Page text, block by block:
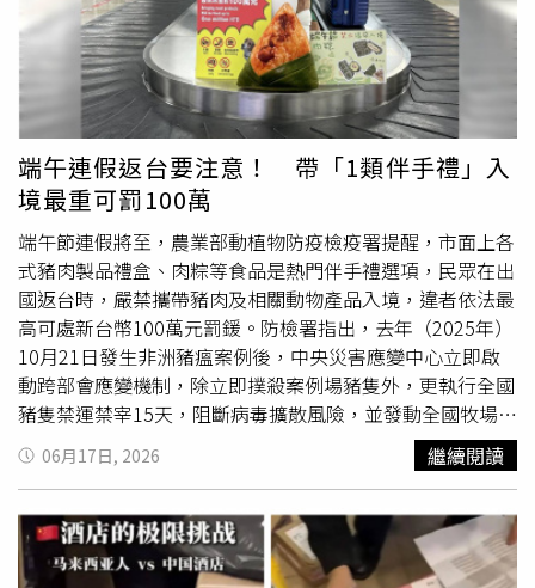
誇大療效的醫美廣告都屬於違法。
向病榻上的小姨承諾，絕不會讓兩個孩子骨肉分離。此後，
尹文濤肩負起照顧一家老小的重擔。由於住家空間不足，當
地政府協助安排相鄰廉租房。為了維持生計，他輾轉從事工
地、工廠、快遞等工作，長期勞累也讓身體亮起紅燈，罹患
胰腺炎後幾乎每年都需住院治療。大陸湖南省茶陵男子尹文
濤2016年面對罹患肝癌末期的小姨臨終託付，毅然承擔起
照顧兩名年幼表弟的責任。（圖／翻攝自微博）這些年來，
他也曾面對外界質疑，甚至有人懷疑他收養表弟是為了獲取
善款。然而，當年社會各界捐贈近20萬元人民幣，扣除醫療
及喪葬費後，其餘款項一直由當地志工組織代為保管。近期
在尹文濤協助下，兩兄弟已將這筆錢領回並存入個人帳戶，
作為未來創業、成家之用。如今，大表弟已在職業學校就
讀，實習後領到第一份薪水時，特地替尹文濤父母各買了一
雙鞋；小表弟則以體育專長生身分參加高考，體育成績表現
亮眼。近年經營自媒體分享生活的尹文濤，也迎來人生新篇
章。他與一名四川籍註冊會計師透過網路認識後相戀，女方
不僅主動照顧家中長輩，更在家人住院期間陪伴協助，甚至
表示若醫療費不足願意幫忙分擔。這份真誠也獲得全家認
可，兩人已規劃未來在湖南定居，並將婚事納入人生藍圖。
大陸湖南省茶陵男子尹文濤2016年面對罹患肝癌末期的小
端午連假返台要注意！ 帶「1類伴手禮」入
境最重可罰100萬
端午節連假將至，農業部動植物防疫檢疫署提醒，市面上各
式豬肉製品禮盒、肉粽等食品是熱門伴手禮選項，民眾在出
國返台時，嚴禁攜帶豬肉及相關動物產品入境，違者依法最
高可處新台幣100萬元罰鍰。防檢署指出，去年（2025年）
10月21日發生非洲豬瘟案例後，中央災害應變中心立即啟
動跨部會應變機制，除立即撲殺案例場豬隻外，更執行全國
豬隻禁運禁宰15天，阻斷病毒擴散風險，並發動全國牧場連
續三輪的同步訪視清查，最終在今年（2026年）4月6日正
式獲世界動物衛生組織（WOAH）核可，重新恢復為非洲豬
瘟自我聲明非疫區。防檢署表示，端午佳節要到了，選購豬
肉製品應選擇有完整標示、來自國內生產的產品，確保食用
安全，提醒民眾切勿在網路上購買來源不明的境外豬肉製
06月17日, 2026 繼續閱讀